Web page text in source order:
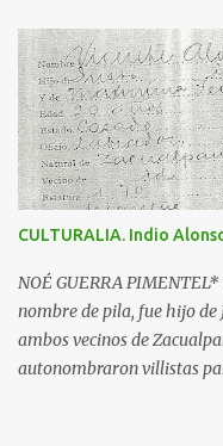
costera y más allá del
lago de Chapala en
que desemboca luego de
primavera del año de
españoles, al mando de
principal asentamiento
nativo y mandaron a los
Colima que venían en son
sitiados, sacrificados y
desconocedores de la
CULTURALIA. Indio
NOÉ GUERRA
nombre de pila, fue hijo de
ambos vecinos de
autonombraron villistas